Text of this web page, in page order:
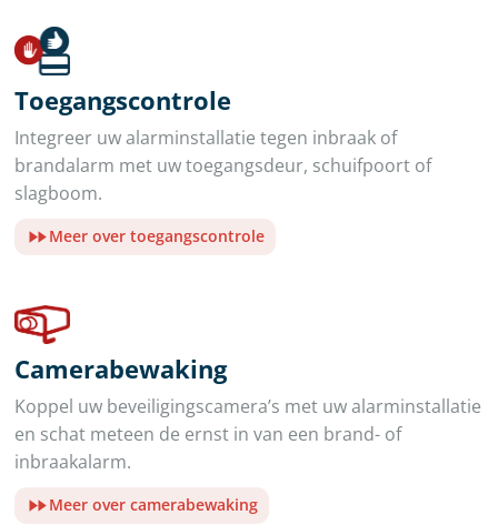
Toegangscontrole
Integreer uw alarminstallatie tegen inbraak of
brandalarm met uw toegangsdeur, schuifpoort of
slagboom.
Meer over toegangscontrole
Camerabewaking
Koppel uw beveiligingscamera’s met uw alarminstallatie
en schat meteen de ernst in van een brand- of
inbraakalarm.
Meer over camerabewaking